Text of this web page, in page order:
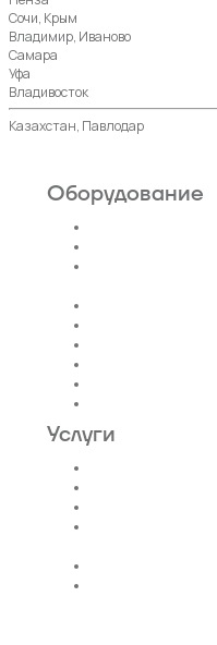
Сочи, Крым
Владимир, Иваново
Самара
Уфа
Владивосток
Казахстан, Павлодар
Оборудование
Услуги